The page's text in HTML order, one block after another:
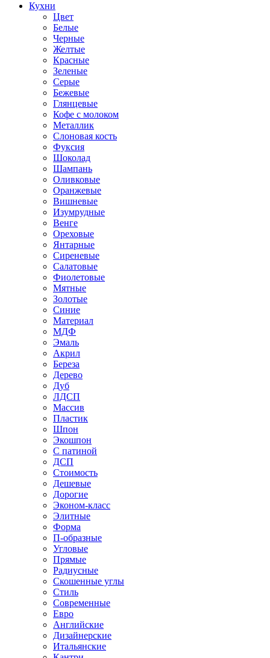
Кухни
Цвет
Белые
Черные
Желтые
Красные
Зеленые
Серые
Бежевые
Глянцевые
Кофе с молоком
Металлик
Слоновая кость
Фуксия
Шоколад
Шампань
Оливковые
Оранжевые
Вишневые
Изумрудные
Венге
Ореховые
Янтарные
Сиреневые
Салатовые
Фиолетовые
Мятные
Золотые
Синие
Материал
МДФ
Эмаль
Акрил
Береза
Дерево
Дуб
ЛДСП
Массив
Пластик
Шпон
Экошпон
С патиной
ДСП
Стоимость
Дешевые
Дорогие
Эконом-класс
Элитные
Форма
П-образные
Угловые
Прямые
Радиусные
Скошенные углы
Стиль
Современные
Евро
Английские
Дизайнерские
Итальянские